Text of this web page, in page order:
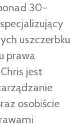
30-
uszczerbku
prawa
jest
osobiście